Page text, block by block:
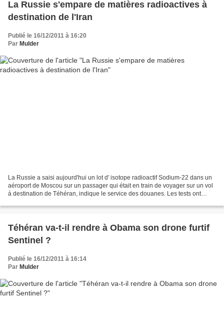
La Russie s'empare de matières radioactives à
destination de l'Iran
Publié le 16/12/2011 à 16:20
Par Mulder
La Russie a saisi aujourd'hui un lot d' isotope radioactif Sodium-22 dans un
aéroport de Moscou sur un passager qui était en train de voyager sur un vol
à destination de Téhéran, indique le service des douanes. Les tests ont
Téhéran va-t-il rendre à Obama son drone furtif
Sentinel ?
Publié le 16/12/2011 à 16:14
Par Mulder